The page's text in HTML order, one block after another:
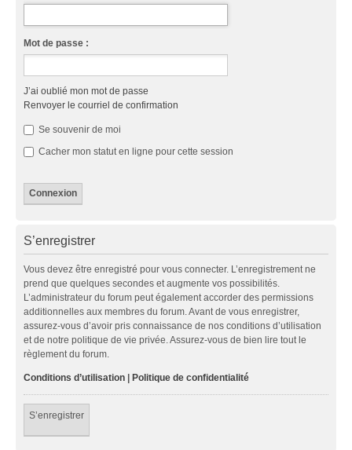
Mot de passe :
J’ai oublié mon mot de passe
Renvoyer le courriel de confirmation
Se souvenir de moi
Cacher mon statut en ligne pour cette session
S’enregistrer
Vous devez être enregistré pour vous connecter. L’enregistrement ne
prend que quelques secondes et augmente vos possibilités.
L’administrateur du forum peut également accorder des permissions
additionnelles aux membres du forum. Avant de vous enregistrer,
assurez-vous d’avoir pris connaissance de nos conditions d’utilisation
et de notre politique de vie privée. Assurez-vous de bien lire tout le
règlement du forum.
Conditions d’utilisation | Politique de confidentialité
S’enregistrer